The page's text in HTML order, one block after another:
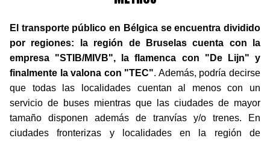
El transporte público en Bélgica se encuentra dividido
por regiones: la región de Bruselas cuenta con la
empresa "STIB/MIVB", la flamenca con "De Lijn" y
finalmente la valona con "TEC". Además, podría decirse
que todas las localidades cuentan al menos con un
servicio de buses mientras que las ciudades de mayor
tamaño disponen además de tranvías y/o trenes. En
ciudades fronterizas y localidades en la región de